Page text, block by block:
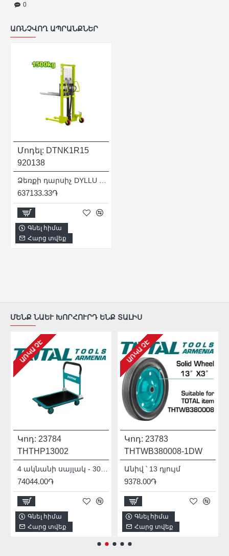
0
ԱՌՆՉՎՈՂ ԱՊՐԱՆՔՆԵՐ
Մոդել: DTNK1R15
920138
637133.33֏
Գնել հիմա
Հարց տվեք
ՄԵՆՔ ՆԱԵՒ ԽՈՐՀՈՒՐԴ ԵՆՔ ՏԱԼԻՍ
ԱՌԿԱ ՉԷ
Կոդ: 23784
THTHP13002
74044.00֏
Գնել հիմա
Հարց տվեք
ԱՌԿԱ ՉԷ
Կոդ: 23783
THTWB380008-1DW
Անիվ ՝ 13 դյույմ
9378.00֏
Գնել հիմա
Հարց տվեք